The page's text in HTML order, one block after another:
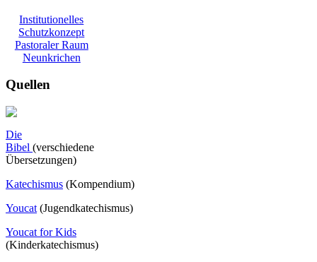
Institutionelles
Schutzkonzept
Pastoraler Raum
Neunkrichen
Quellen
Die
Bibel (verschiedene
Übersetzungen)
Katechismus (Kompendium)
Youcat (Jugendkatechismus)
Youcat for Kids
(Kinderkatechismus)